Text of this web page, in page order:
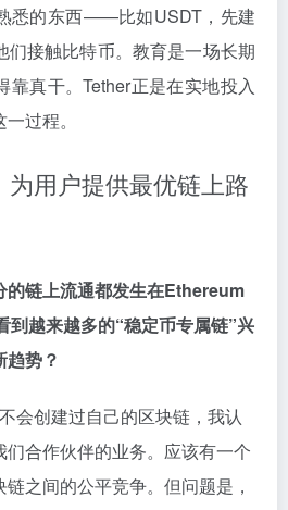
悉的东西——比如USDT，先建
们接触比特币。教育是一场长期
靠真干。Tether正是在实地投入
过程。
为用户提供最优链上路
的链上流通都发生在Ethereum
到越来越多的“稳定币专属链”兴
趋势？
会创建过自己的区块链，我认
合作伙伴的业务。应该有一个
之间的公平竞争。但问题是，